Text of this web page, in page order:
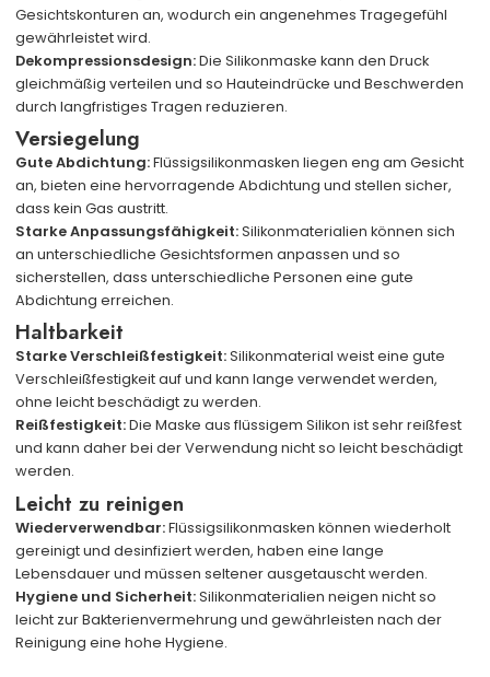
Gesichtskonturen an, wodurch ein angenehmes Tragegefühl
gewährleistet wird.
Dekompressionsdesign:Die Silikonmaske kann den Druck
gleichmäßig verteilen und so Hauteindrücke und Beschwerden
durch langfristiges Tragen reduzieren.
Versiegelung
Gute Abdichtung:Flüssigsilikonmasken liegen eng am Gesicht
an, bieten eine hervorragende Abdichtung und stellen sicher,
dass kein Gas austritt.
Starke Anpassungsfähigkeit:Silikonmaterialien können sich
an unterschiedliche Gesichtsformen anpassen und so
sicherstellen, dass unterschiedliche Personen eine gute
Abdichtung erreichen.
Haltbarkeit
Starke Verschleißfestigkeit:Silikonmaterial weist eine gute
Verschleißfestigkeit auf und kann lange verwendet werden,
ohne leicht beschädigt zu werden.
Reißfestigkeit:Die Maske aus flüssigem Silikon ist sehr reißfest
und kann daher bei der Verwendung nicht so leicht beschädigt
werden.
Leicht zu reinigen
Wiederverwendbar:Flüssigsilikonmasken können wiederholt
gereinigt und desinfiziert werden, haben eine lange
Lebensdauer und müssen seltener ausgetauscht werden.
Hygiene und Sicherheit:Silikonmaterialien neigen nicht so
leicht zur Bakterienvermehrung und gewährleisten nach der
Reinigung eine hohe Hygiene.